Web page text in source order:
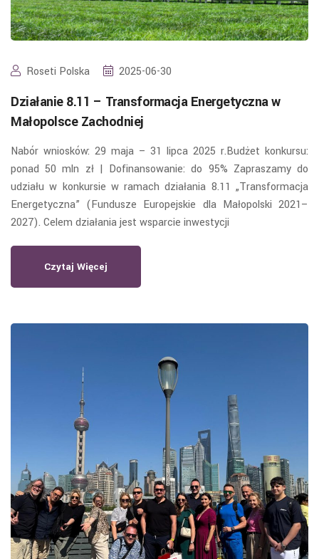
Roseti Polska 2025-06-30
Działanie 8.11 – Transformacja Energetyczna w
Małopolsce Zachodniej
Nabór wniosków: 29 maja – 31 lipca 2025 r.Budżet konkursu:
ponad 50 mln zł | Dofinansowanie: do 95% Zapraszamy do
udziału w konkursie w ramach działania 8.11 „Transformacja
Energetyczna” (Fundusze Europejskie dla Małopolski 2021–
2027). Celem działania jest wsparcie inwestycji
Czytaj Więcej